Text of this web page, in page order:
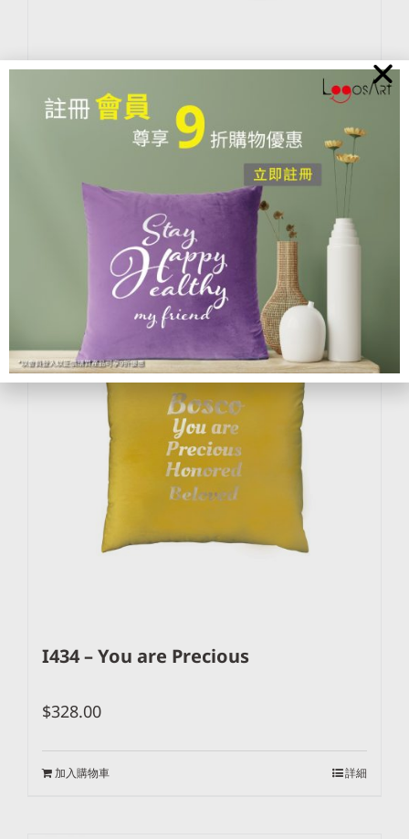
E210 – Happy Birthday
I434 – You are Precious
$328.00
加入購物車 詳細